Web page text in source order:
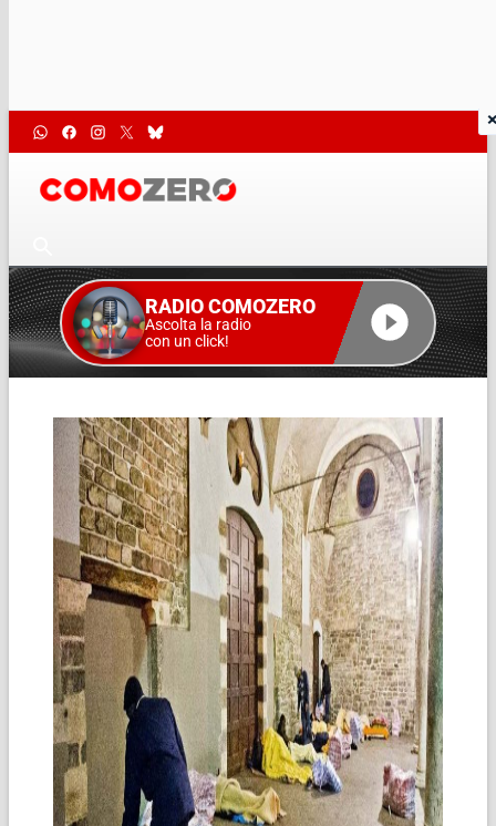
RADIO COMOZERO
Ascolta la radio
con un click!